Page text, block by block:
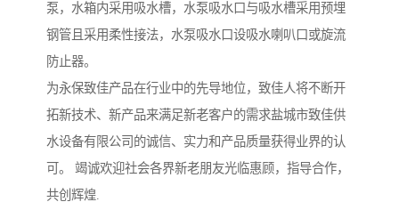
泵，水箱内采用吸水槽，水泵吸水口与吸水槽采用预埋
钢管且采用柔性接法，水泵吸水口设吸水喇叭口或旋流
防止器。
为永保致佳产品在行业中的先导地位，致佳人将不断开
拓新技术、新产品来满足新老客户的需求盐城市致佳供
水设备有限公司的诚信、实力和产品质量获得业界的认
可。 竭诚欢迎社会各界新老朋友光临惠顾，指导合作，
共创辉煌.